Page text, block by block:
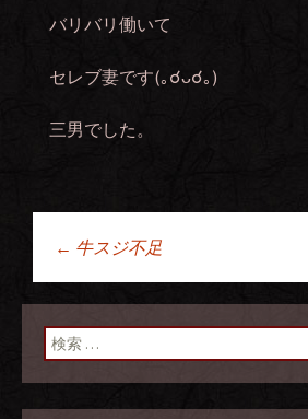
バリバリ働いて
セレブ妻です(｡☌ᴗ☌｡)
三男でした。
投稿ナビ
ン
← 牛スジ不足
検索: